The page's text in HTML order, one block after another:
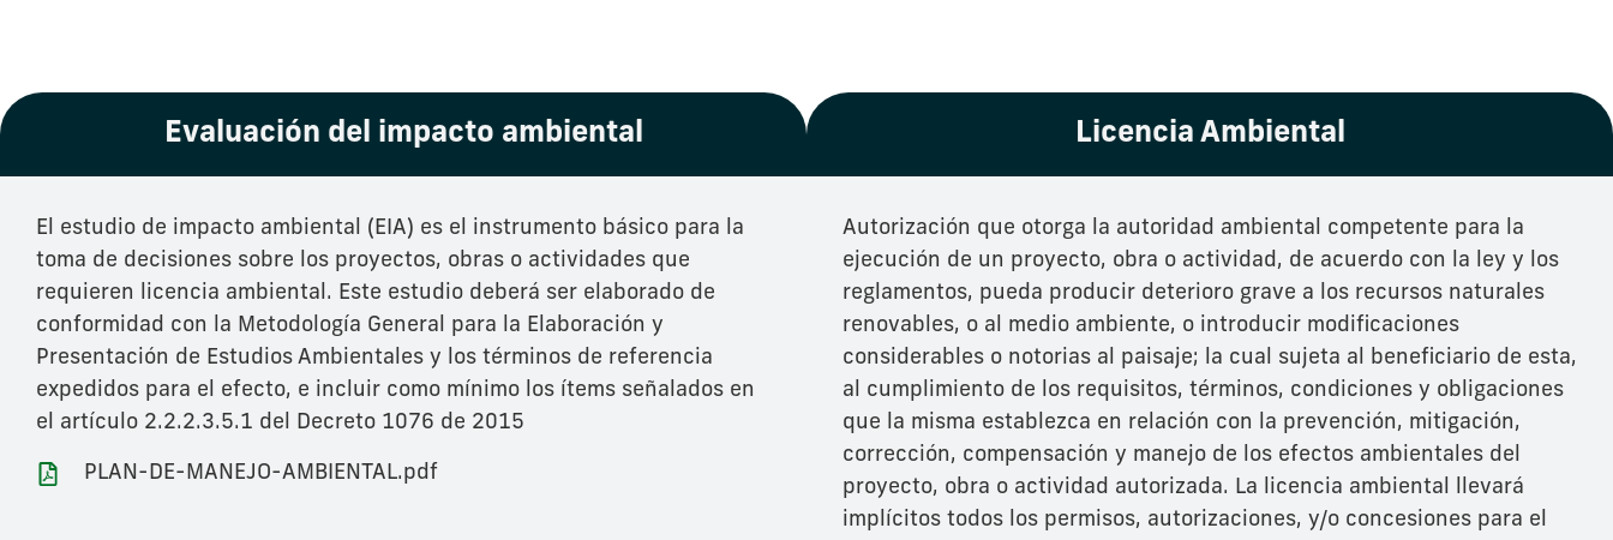
Evaluación del impacto ambiental
El estudio de impacto ambiental (EIA) es el instrumento básico para la
toma de decisiones sobre los proyectos, obras o actividades que
requieren licencia ambiental. Este estudio deberá ser elaborado de
conformidad con la Metodología General para la Elaboración y
Presentación de Estudios Ambientales y los términos de referencia
expedidos para el efecto, e incluir como mínimo los ítems señalados en
el artículo 2.2.2.3.5.1 del Decreto 1076 de 2015
PLAN-DE-MANEJO-AMBIENTAL.pdf
Licencia Ambiental
Autorización que otorga la autoridad ambiental competente para la
ejecución de un proyecto, obra o actividad, de acuerdo con la ley y los
reglamentos, pueda producir deterioro grave a los recursos naturales
renovables, o al medio ambiente, o introducir modificaciones
considerables o notorias al paisaje; la cual sujeta al beneficiario de esta,
al cumplimiento de los requisitos, términos, condiciones y obligaciones
que la misma establezca en relación con la prevención, mitigación,
corrección, compensación y manejo de los efectos ambientales del
proyecto, obra o actividad autorizada. La licencia ambiental llevará
implícitos todos los permisos, autorizaciones, y/o concesiones para el